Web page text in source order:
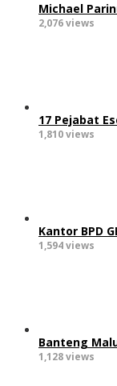
Michael
2,076 views
17 Pejabat
1,810 views
Kantor BPD
1,594 views
Banteng
1,128 views